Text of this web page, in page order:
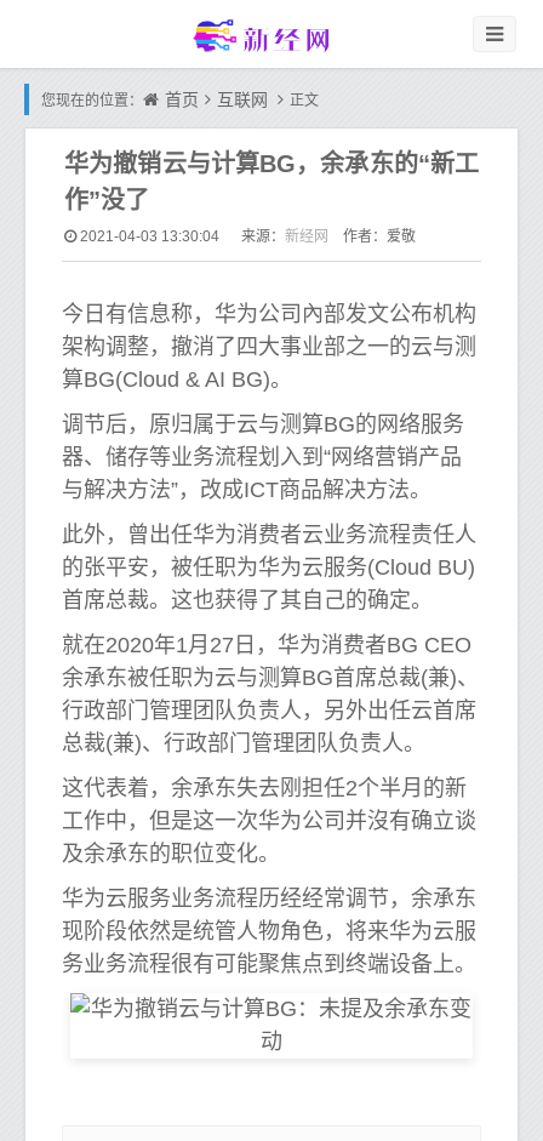
您现在的位置： 首页 互联网 正文
华为撤销云与计算BG，余承东的“新工
作”没了
2021-04-03 13:30:04 来源： 新经网 作者：爱敬
今日有信息称，华为公司內部发文公布机构
架构调整，撤消了四大事业部之一的云与测
算BG(Cloud & AI BG)。
调节后，原归属于云与测算BG的网络服务
器、储存等业务流程划入到“网络营销产品
与解决方法”，改成ICT商品解决方法。
此外，曾出任华为消费者云业务流程责任人
的张平安，被任职为华为云服务(Cloud BU)
首席总裁。这也获得了其自己的确定。
就在2020年1月27日，华为消费者BG CEO
余承东被任职为云与测算BG首席总裁(兼)、
行政部门管理团队负责人，另外出任云首席
总裁(兼)、行政部门管理团队负责人。
这代表着，余承东失去刚担任2个半月的新
工作中，但是这一次华为公司并沒有确立谈
及余承东的职位变化。
华为云服务业务流程历经经常调节，余承东
现阶段依然是统管人物角色，将来华为云服
务业务流程很有可能聚焦点到终端设备上。